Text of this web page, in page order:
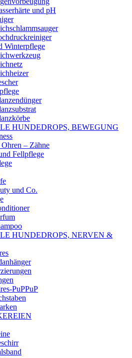
und pH
Winterpflege
HUNDEDROPS, BEWEGUNG
– Zähne
Fellpflege
und Co.
HUNDEDROPS, NERVEN &
PuPPuP